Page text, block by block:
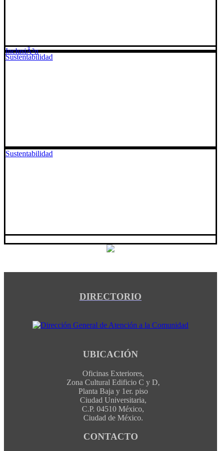
Sustentabilidad
Sustentabilidad
InclusiÃ³n
DIRECTORIO
UBICACIÓN
Oficinas Exteriores,
Zona Cultural Edificio C y D,
Planta Baja y 1er. piso
Ciudad Universitaria,
C.P. 04510 México,
Ciudad de México.
CONTACTO